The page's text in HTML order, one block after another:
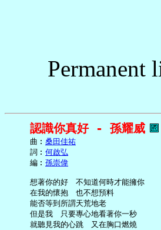
Permanent
認識你真好 - 孫耀威
     曲︰
桑田佳祐
     詞︰
何啟弘
     編︰
孫崇偉
     想著你的好　不知道何時才能擁你
     在我的懷抱　也不想預料
     能否等到所謂天荒地老
     但是我　只要專心地看著你一秒
     就聽見我的心跳　又在胸口燃燒